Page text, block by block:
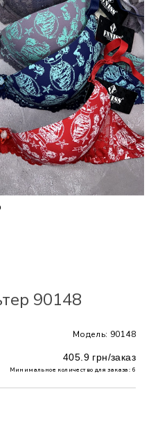
90148
Модель: 90148
405.9 грн/заказ
Минимальное количество для заказа: 6